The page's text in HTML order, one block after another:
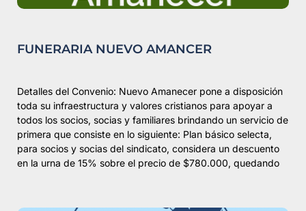
FUNERARIA NUEVO AMANCER
Detalles del Convenio: Nuevo Amanecer pone a disposición
toda su infraestructura y valores cristianos para apoyar a
todos los socios, socias y familiares brindando un servicio de
primera que consiste en lo siguiente: Plan básico selecta,
para socios y socias del sindicato, considera un descuento
en la urna de 15% sobre el precio de $780.000, quedando